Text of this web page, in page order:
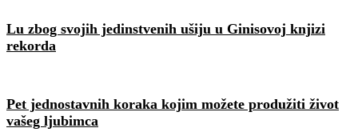
Lu zbog svojih jedinstvenih ušiju u Ginisovoj knjizi
rekorda
Pet jednostavnih koraka kojim možete produžiti život
vašeg ljubimca